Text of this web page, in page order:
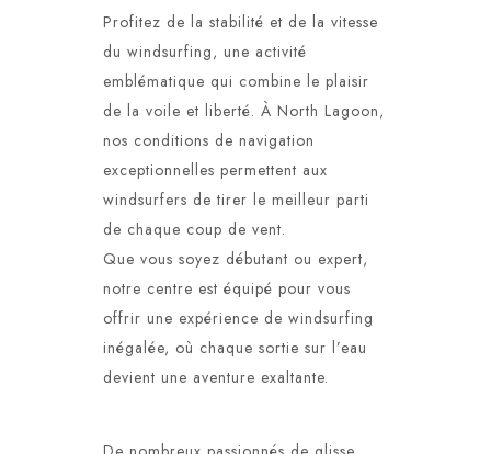
Profitez de la stabilité et de la vitesse
du windsurfing, une activité
emblématique qui combine le plaisir
de la voile et liberté. À North Lagoon,
nos conditions de navigation
exceptionnelles permettent aux
windsurfers de tirer le meilleur parti
de chaque coup de vent.
Que vous soyez débutant ou expert,
notre centre est équipé pour vous
offrir une expérience de windsurfing
inégalée, où chaque sortie sur l’eau
devient une aventure exaltante.